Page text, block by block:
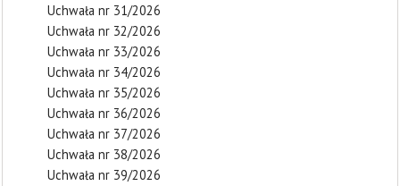
Uchwała nr 31/2026
Uchwała nr 32/2026
Uchwała nr 33/2026
Uchwała nr 34/2026
Uchwała nr 35/2026
Uchwała nr 36/2026
Uchwała nr 37/2026
Uchwała nr 38/2026
Uchwała nr 39/2026